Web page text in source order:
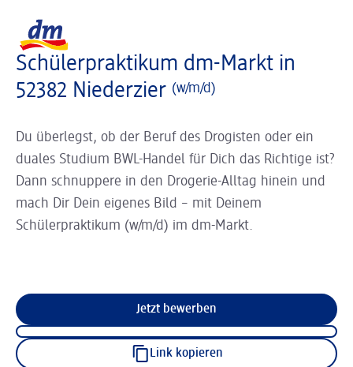
Schülerpraktikum dm-Markt in
52382 Niederzier (w/m/d)
Du überlegst, ob der Beruf des Drogisten oder ein
duales Studium BWL-Handel für Dich das Richtige ist?
Dann schnuppere in den Drogerie-Alltag hinein und
mach Dir Dein eigenes Bild – mit Deinem
Schülerpraktikum (w/m/d) im dm-Markt.
Jetzt bewerben
Link kopieren